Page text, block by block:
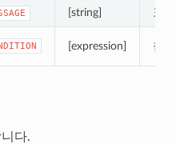
[string] 표
[expression] 참
다.